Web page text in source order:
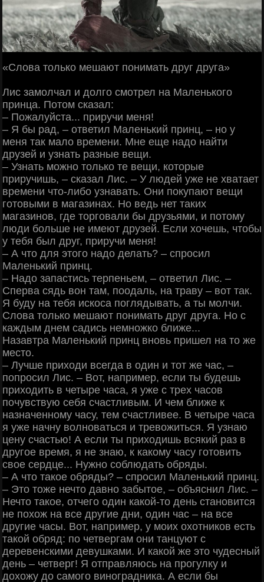
«Слова только мешают понимать друг друга»
Лис замолчал и долго смотрел на Маленького
принца. Потом сказал:
‒ Пожалуйста... приручи меня!
‒ Я бы рад, ‒ ответил Маленький принц, ‒ но у
меня так мало времени. Мне еще надо найти
друзей и узнать разные вещи.
‒ Узнать можно только те вещи, которые
приручишь, ‒ сказал Лис. ‒ У людей уже не хватает
времени что-либо узнавать. Они покупают вещи
готовыми в магазинах. Но ведь нет таких
магазинов, где торговали бы друзьями, и потому
люди больше не имеют друзей. Если хочешь, чтобы
у тебя был друг, приручи меня!
‒ А что для этого надо делать? ‒ спросил
Маленький принц.
‒ Надо запастись терпеньем, ‒ ответил Лис. ‒
Сперва сядь вон там, поодаль, на траву ‒ вот так.
Я буду на тебя искоса поглядывать, а ты молчи.
Слова только мешают понимать друг друга. Но с
каждым днем садись немножко ближе...
Назавтра Маленький принц вновь пришел на то же
место.
‒ Лучше приходи всегда в один и тот же час, ‒
попросил Лис. ‒ Вот, например, если ты будешь
приходить в четыре часа, я уже с трех часов
почувствую себя счастливым. И чем ближе к
назначенному часу, тем счастливее. В четыре часа
я уже начну волноваться и тревожиться. Я узнаю
цену счастью! А если ты приходишь всякий раз в
другое время, я не знаю, к какому часу готовить
свое сердце... Нужно соблюдать обряды.
‒ А что такое обряды? ‒ спросил Маленький принц.
‒ Это тоже нечто давно забытое, ‒ объяснил Лис. ‒
Нечто такое, отчего один какой-то день становится
не похож на все другие дни, один час ‒ на все
другие часы. Вот, например, у моих охотников есть
такой обряд: по четвергам они танцуют с
деревенскими девушками. И какой же это чудесный
день ‒ четверг! Я отправляюсь на прогулку и
дохожу до самого виноградника. А если бы